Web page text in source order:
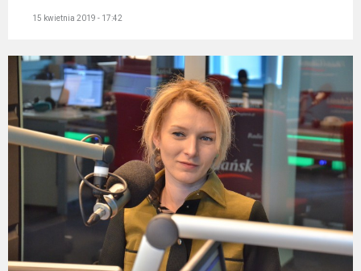
15 kwietnia 2019 - 17:42